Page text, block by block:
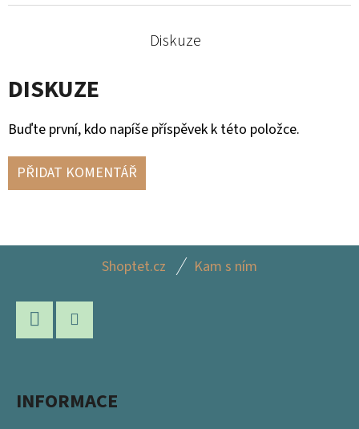
Diskuze
DISKUZE
Buďte první, kdo napíše příspěvek k této položce.
PŘIDAT KOMENTÁŘ
Shoptet.cz Kam s ním
INFORMACE